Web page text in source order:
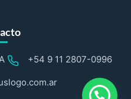
+54 9 11 2807-0996